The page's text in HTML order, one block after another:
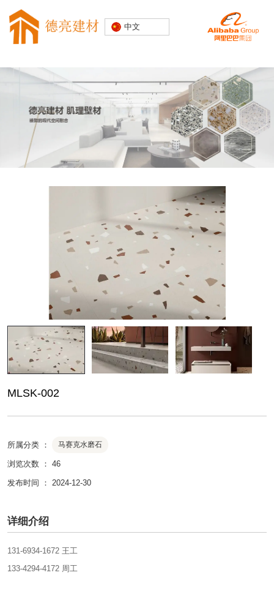
装饰建材
中文
MLSK-002
所属分类 ： 马赛克水磨石
浏览次数 ： 46
发布时间 ： 2024-12-30
详细介绍
131-6934-1672 王工
133-4294-4172 周工